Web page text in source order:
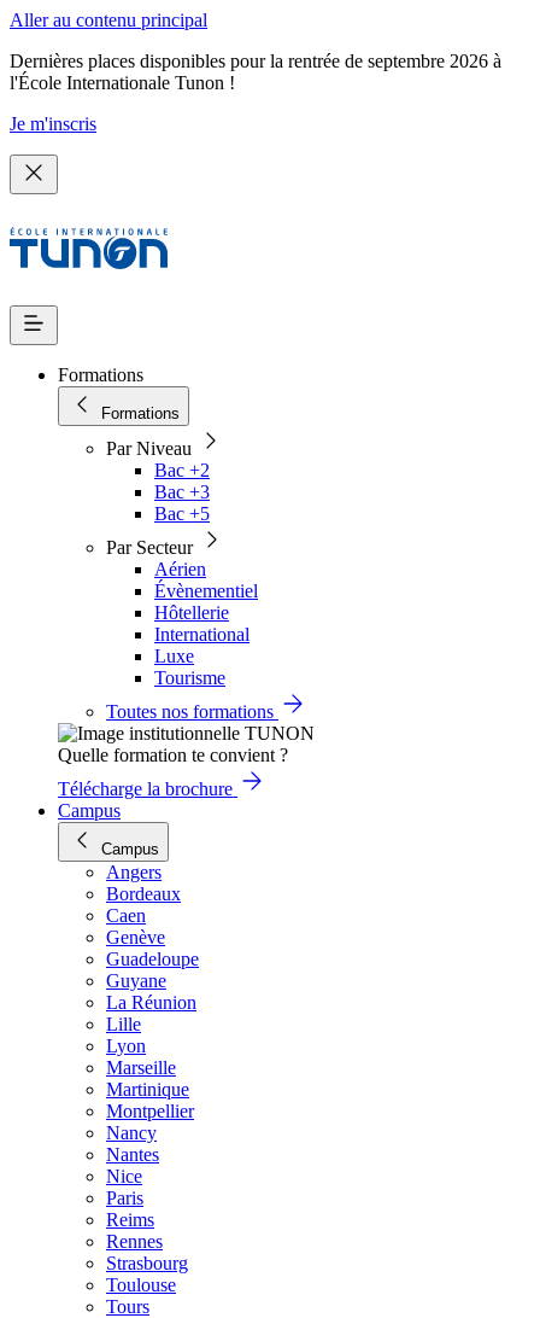
Aller au contenu principal
Dernières places disponibles pour la rentrée de septembre 2026 à
l'École Internationale Tunon !
Je m'inscris
Formations
Formations
Par Niveau
Bac +2
Bac +3
Bac +5
Par Secteur
Aérien
Évènementiel
Hôtellerie
International
Luxe
Tourisme
Toutes nos formations
Quelle formation te convient ?
Télécharge la brochure
Campus
Campus
Angers
Bordeaux
Caen
Genève
Guadeloupe
Guyane
La Réunion
Lille
Lyon
Marseille
Martinique
Montpellier
Nancy
Nantes
Nice
Paris
Reims
Rennes
Strasbourg
Toulouse
Tours